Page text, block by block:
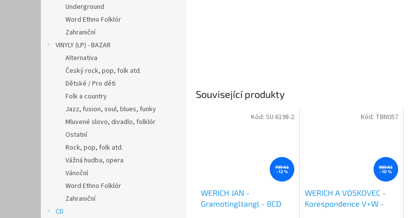
Underground
Word Ethno Folklór
Zahraniční
VINYLY (LP) - BAZAR
Alternativa
Český rock, pop, folk atd.
Dětské / Pro děti
Folk a country
Jazz, fusion, soul, blues, funky
Mluvené slovo, divadlo, folklór
Ostatní
Rock, pop, folk atd.
Vážná hudba, opera
Vánoční
Word Ethno Folklór
Zahraniční
CD
Související produkty
799 Kč
–12 %
WERICH JAN -
Gramotingltangl - 8CD
Kód: SU 6198-2
999 Kč
–10 %
WERICH A VOSKOVEC -
Korespondence V+W -
Kód: TBN057